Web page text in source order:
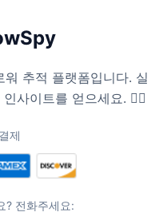
추적 플랫폼입니다. 실
사이트를 얻으세요. 🕵️‍♀️
제
? 전화주세요: